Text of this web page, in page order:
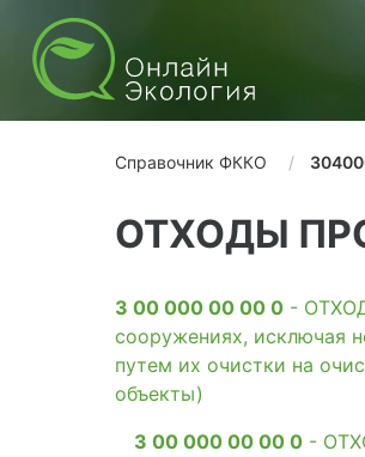
Справочник ФККО
ОТХОДЫ
3 00 000 00 00 0 -
сооружениях, исключая
путем их очистки на
объекты)
3 00 000 00 00 0 -